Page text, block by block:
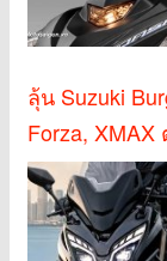
ลุ้น Suzuki
Forza, XMAX